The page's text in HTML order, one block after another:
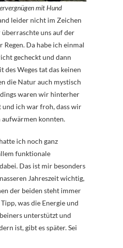
mit Hund
leider nicht im Zeichen
uns auf der
Regen. Da habe ich einmal
gecheckt und dann
des Weges tat das keinen
die Natur auch mystisch
waren wir hinterher
ich war froh, dass wir
konnten.
ich noch ganz
funktionale
Das ist mir besonders
Jahreszeit wichtig,
der beiden steht immer
was die Energie und
unterstützt und
ist, gibt es später. Sei